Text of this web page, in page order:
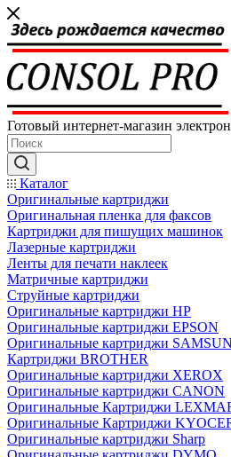
Готовый интернет-магазин
Каталог
Оригинальные картриджи
Оригинальная пленка для факсов
Картриджи для пишущих машинок
Лазерные картриджи
Ленты для печати наклеек
Матричные картриджи
Струйные картриджи
Оригинальные картриджи HP
Оригинальные картриджи EPSON
Оригинальные картриджи
Картриджи BROTHER
Оригинальные картриджи XEROX
Оригинальные картриджи CANON
Оригинальные Картриджи
Оригинальные Картриджи
Оригинальные картриджи Sharp